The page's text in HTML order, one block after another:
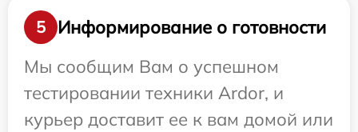
5
Информирование о готовности
Мы сообщим Вам о успешном
тестировании техники Ardor, и
курьер доставит ее к вам домой или